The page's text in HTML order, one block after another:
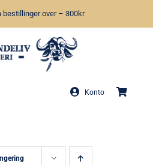
bestillinger over – 300kr
Konto